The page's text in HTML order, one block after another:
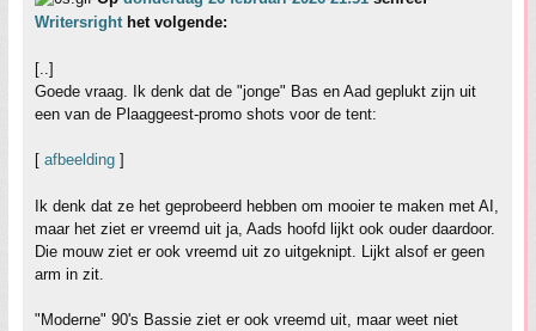
Writersright het volgende:
[..]
Goede vraag. Ik denk dat de "jonge" Bas en Aad geplukt zijn uit
een van de Plaaggeest-promo shots voor de tent:
[ afbeelding ]
Ik denk dat ze het geprobeerd hebben om mooier te maken met AI,
maar het ziet er vreemd uit ja, Aads hoofd lijkt ook ouder daardoor.
Die mouw ziet er ook vreemd uit zo uitgeknipt. Lijkt alsof er geen
arm in zit.
"Moderne" 90's Bassie ziet er ook vreemd uit, maar weet niet